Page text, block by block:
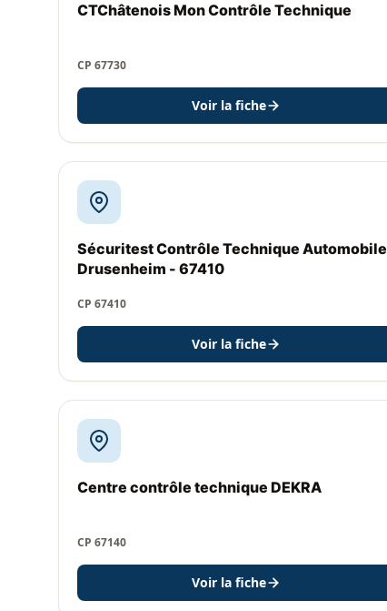
CTChâtenois Mon Contrôle Technique
CP 67730
Voir la fiche
Sécuritest Contrôle Technique Automobile
Drusenheim - 67410
CP 67410
Voir la fiche
Centre contrôle technique DEKRA
CP 67140
Voir la fiche